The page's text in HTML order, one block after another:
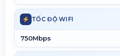
TỐC ĐỘ WIFI
750Mbps